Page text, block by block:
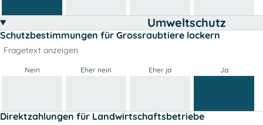
Umweltschutz
Schutzbestimmungen für Grossraubtiere lockern
Fragetext anzeigen
Nein Eher nein Eher ja Ja
Direktzahlungen für Landwirtschaftsbetriebe